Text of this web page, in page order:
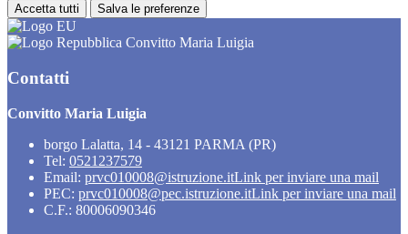
Accetta tutti Salva le preferenze
Convitto Maria Luigia
Contatti
Convitto Maria Luigia
borgo Lalatta, 14 - 43121 PARMA (PR)
Tel: 0521237579
Email: prvc010008@istruzione.itLink per inviare una mail
PEC: prvc010008@pec.istruzione.itLink per inviare una mail
C.F.: 80006090346